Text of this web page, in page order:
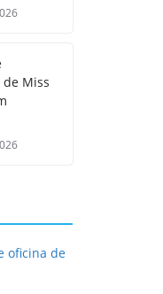
Miss
oficina de